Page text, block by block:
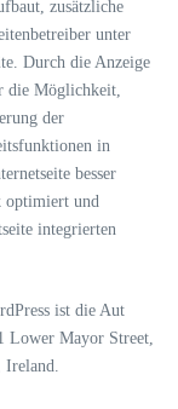
zusätzliche
unter
Durch die Anzeige
die Möglichkeit,
der
in
besser
optimiert und
integrierten
ist die Aut
Lower Mayor Street,
Ireland.